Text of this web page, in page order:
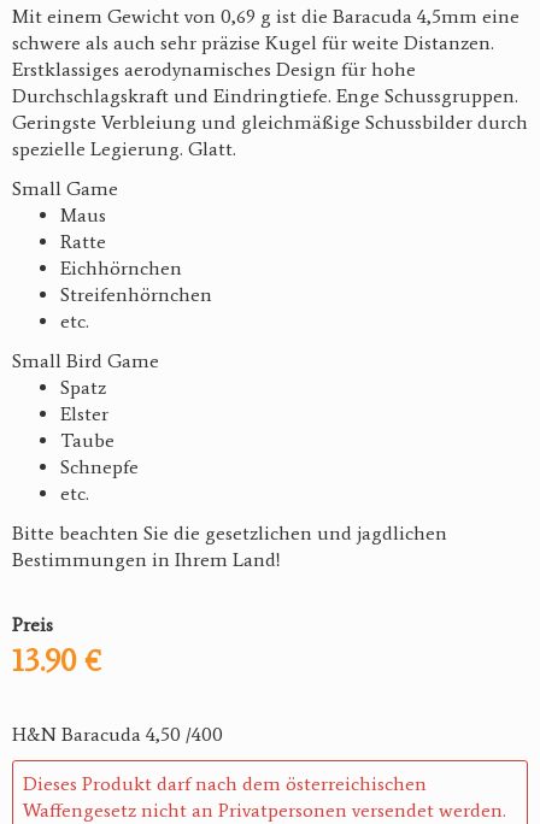
Mit einem Gewicht von 0,69 g ist die Baracuda 4,5mm eine
schwere als auch sehr präzise Kugel für weite Distanzen.
Erstklassiges aerodynamisches Design für hohe
Durchschlagskraft und Eindringtiefe. Enge Schussgruppen.
Geringste Verbleiung und gleichmäßige Schussbilder durch
spezielle Legierung. Glatt.
Small Game
Maus
Ratte
Eichhörnchen
Streifenhörnchen
etc.
Small Bird Game
Spatz
Elster
Taube
Schnepfe
etc.
Bitte beachten Sie die gesetzlichen und jagdlichen
Bestimmungen in Ihrem Land!
Preis
13.90 €
H&N Baracuda 4,50 /400
Dieses Produkt darf nach dem österreichischen
Waffengesetz nicht an Privatpersonen versendet werden.